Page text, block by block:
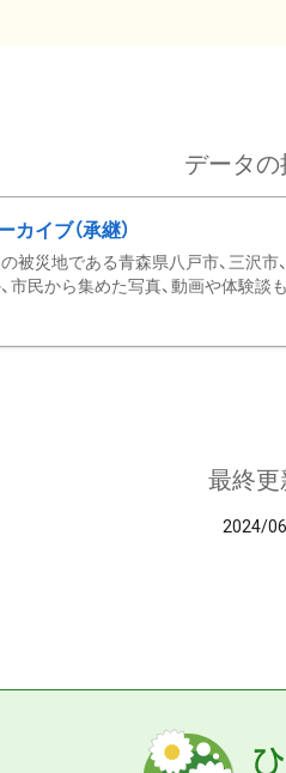
データ
イブ（承継）
被災地である青森県八戸市、三沢
市民から集めた写真、動画や体験
最終更
2024/